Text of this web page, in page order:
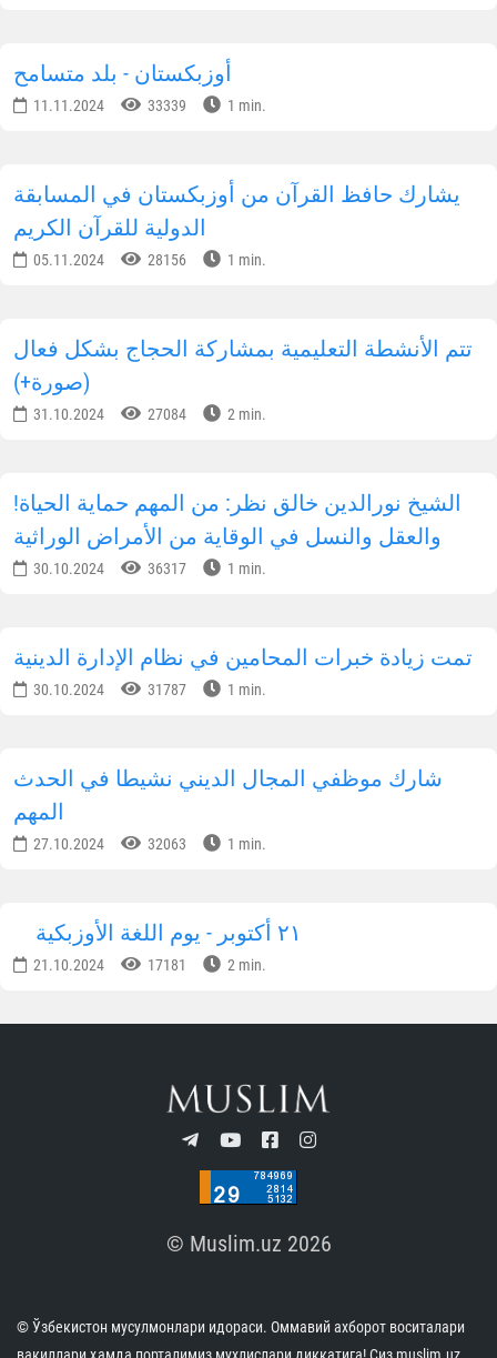
أوزبكستان - بلد متسامح
11.11.2024 33339 1 min.
يشارك حافظ القرآن من أوزبكستان في المسابقة
الدولية للقرآن الكريم
05.11.2024 28156 1 min.
تتم الأنشطة التعليمية بمشاركة الحجاج بشكل فعال
(صورة+)
31.10.2024 27084 2 min.
!الشيخ نورالدين خالق نظر: من المهم حماية الحياة
والعقل والنسل في الوقاية من الأمراض الوراثية
30.10.2024 36317 1 min.
تمت زيادة خبرات المحامين في نظام الإدارة الدينية
30.10.2024 31787 1 min.
شارك موظفي المجال الديني نشيطا في الحدث
المهم
27.10.2024 32063 1 min.
٢١ أكتوبر - يوم اللغة الأوزبكية
21.10.2024 17181 2 min.
© Muslim.uz 2026
© Ўзбекистон мусулмонлари идораси. Оммавий ахборот воситалари